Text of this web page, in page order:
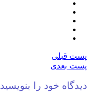
پست قبلی
پست بعدی
دیدگاه خود را بنویسید